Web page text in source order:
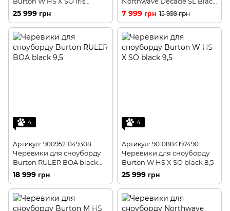
bloom 7,5
25 999 грн
Tarmac, 43
7 999 грн 15 999 грн
4
Артикул: 9009521049308
Черевики для сноуборду
Burton RULER BOA black
9,0
18 999 грн
4
Артикул: 9010884197490
Черевики для сноуборду
Burton W HS X SO black 8,5
25 999 грн